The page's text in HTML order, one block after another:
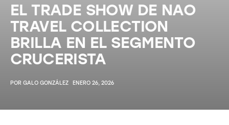
EL TRADE SHOW DE NAO
TRAVEL COLLECTION
BRILLA EN EL SEGMENTO
CRUCERISTA
POR GALO GONZÁLEZ ENERO 26, 2026